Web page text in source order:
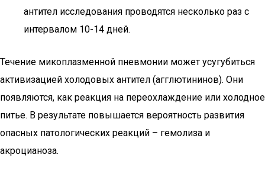
антител исследования проводятся несколько раз с
интервалом 10-14 дней.
Течение микоплазменной пневмонии может усугубиться
активизацией холодовых антител (агглютининов). Они
появляются, как реакция на переохлаждение или холодное
питье. В результате повышается вероятность развития
опасных патологических реакций – гемолиза и
акроцианоза.